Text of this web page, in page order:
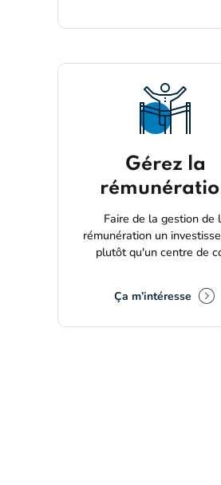
Gérez la
Faire de la gestion de
rémunération un
plutôt qu'un centre de
Ça m’intéresse